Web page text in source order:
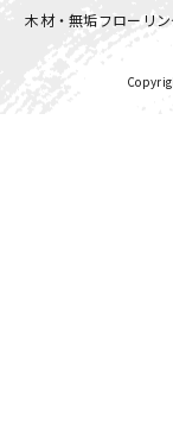
木材・無垢フローリ